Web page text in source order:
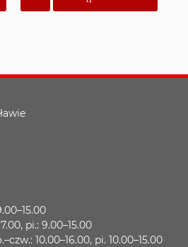
pi.: 9.00–15.00
10.00–16.00, pi. 10.00–15.00